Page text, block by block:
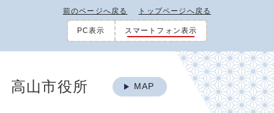
前のページへ戻る トップページへ戻る
PC表示 スマートフォン表示
高山市役所 MAP